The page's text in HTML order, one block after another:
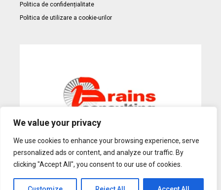
We value your privacy
We use cookies to enhance your browsing experience, serve
personalized ads or content, and analyze our traffic. By
clicking "Accept All", you consent to our use of cookies.
Politica de confidențialitate
Politica de utilizare a cookie-urilor
Gazduire Web